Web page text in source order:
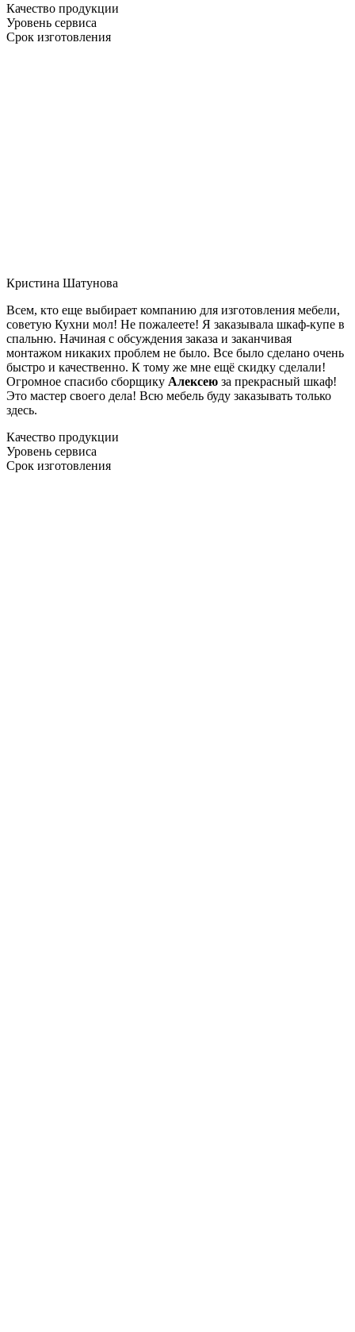
Качество продукции
Уровень сервиса
Срок изготовления
Кристина Шатунова
Всем, кто еще выбирает компанию для изготовления мебели,
советую Кухни мол! Не пожалеете! Я заказывала шкаф-купе в
спальню. Начиная с обсуждения заказа и заканчивая
монтажом никаких проблем не было. Все было сделано очень
быстро и качественно. К тому же мне ещё скидку сделали!
Огромное спасибо сборщику Алексею за прекрасный шкаф!
Это мастер своего дела! Всю мебель буду заказывать только
здесь.
Качество продукции
Уровень сервиса
Срок изготовления